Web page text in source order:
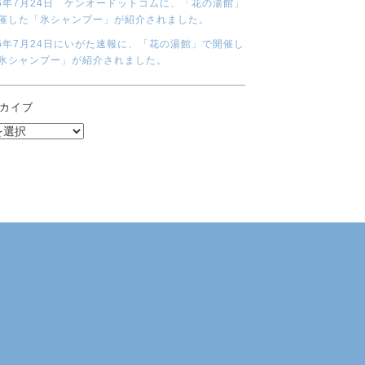
7月24日 ケンオードットコムに、「花の湯館」
した「氷シャンプー」が紹介されました。
7月24日にいがた速報に、「花の湯館」で開催し
シャンプー」が紹介されました。
イブ